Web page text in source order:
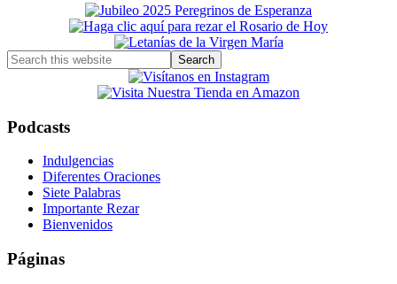
Primary
Sidebar
Search
this
Podcasts
Indulgencias
Diferentes Oraciones
Siete Palabras
Importante Rezar
Bienvenidos
Páginas